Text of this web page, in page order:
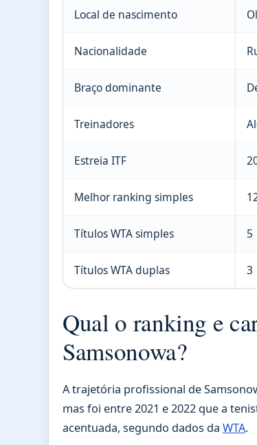
Local de nascimento
Nacionalidade
Braço dominante
Treinadores
Estreia ITF
Melhor ranking simples
Títulos WTA simples 5
Títulos WTA duplas 3
Qual o ranking e
Samsonowa?
A trajetória profissional de
mas foi entre 2021 e 2022 que a
acentuada, segundo dados da WTA.